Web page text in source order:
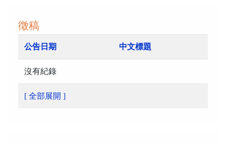
徵稿
公告日期 中文標題
沒有紀錄
[ 全部展開 ]